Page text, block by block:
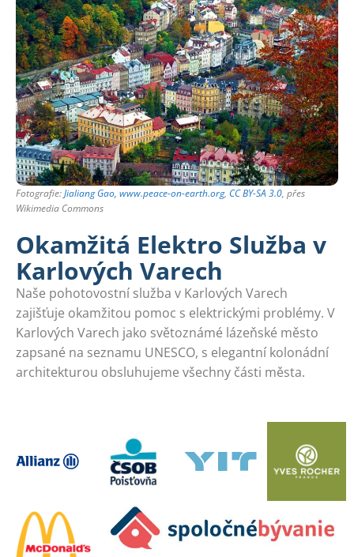
Fotografie:Jialiang Gao, www.peace-on-earth.org, CC BY-SA 3.0, přes
Wikimedia Commons
Okamžitá Elektro Služba v
Karlových Varech
Naše pohotovostní služba v Karlových Varech
zajišťuje okamžitou pomoc s elektrickými problémy. V
Karlových Varech jako světoznámé lázeňské město
zapsané na seznamu UNESCO, s elegantní kolonádní
architekturou obsluhujeme všechny části města.